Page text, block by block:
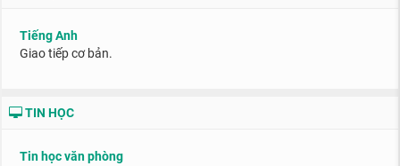
Tiếng Anh
Giao tiếp cơ bản.
TIN HỌC
Tin học văn phòng